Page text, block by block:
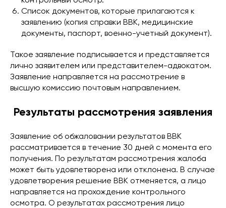
Список документов, которые прилагаются к
заявлению (копия справки ВВК, медицинские
документы, паспорт, военно-учетный документ).
Такое заявление подписывается и представляется
лично заявителем или представителем-адвокатом.
Заявление направляется на рассмотрение в
высшую комиссию почтовым направлением.
Результаты рассмотрения заявления
Заявление об обжаловании результатов ВВК
рассматривается в течение 30 дней с момента его
получения. По результатам рассмотрения жалоба
может быть удовлетворена или отклонена. В случае
удовлетворения решение ВВК отменяется, а лицо
направляется на прохождение контрольного
осмотра. О результатах рассмотрения лицо